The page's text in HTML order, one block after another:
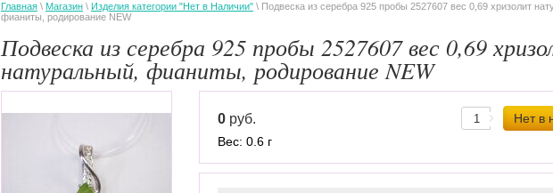
Главная \ Магазин \ Изделия категории "Нет в Наличии" \ Подвеска из серебра 925 пробы 2527607 вес 0,69 хризолит
фианиты, родирование NEW
Подвеска из серебра 925 пробы 2527607 вес 0,69
натуральный, фианиты, родирование NEW
0 руб.
Вес: 0.6 г